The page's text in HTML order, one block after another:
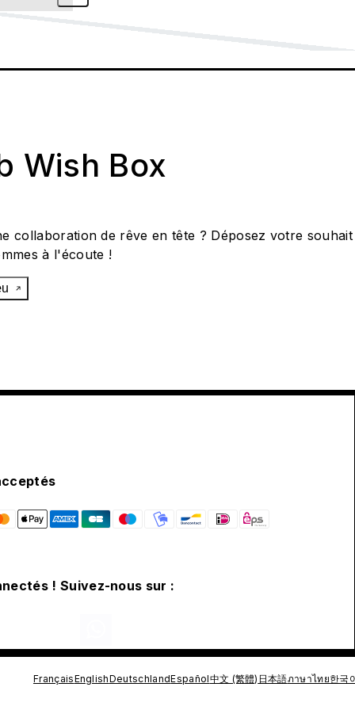
Wish Box
collaboration de rêve en tête ? Déposez votre souhait
à l'écoute !
! Suivez-nous sur :
FrançaisEnglishDeutschlandEspañol中文 (繁體) 日本語ภาษาไทย한국